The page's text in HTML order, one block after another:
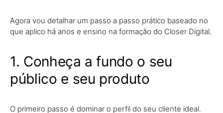
Agora vou detalhar um passo a passo prático baseado no
que aplico há anos e ensino na formação do Closer Digital.
1. Conheça a fundo o seu
público e seu produto
O primeiro passo é dominar o perfil do seu cliente ideal.